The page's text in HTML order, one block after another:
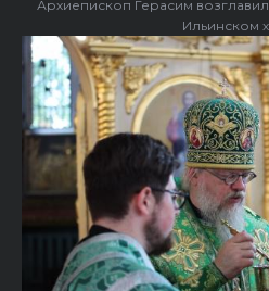
Архиепископ Герасим
Ильинском